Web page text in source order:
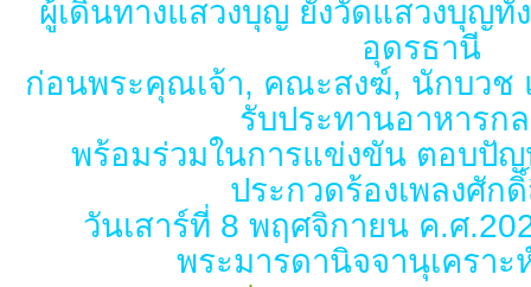
ผู้เดินทางแสวงบุญ ยังวัดแสวงบุญ
อุดรธานี
ก่อนพระคุณเจ้า, คณะสงฆ์, นักบวช
รับประทานอาหารก
พร้อมร่วมในการแข่งขัน ตอบปั
ประกวดร้องเพลงศัก
วันเสาร์ที่ 8 พฤศจิกายน ค.ศ
พระมารดานิจจานุเครา